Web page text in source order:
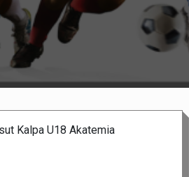
Kalpa U18 Akatemia